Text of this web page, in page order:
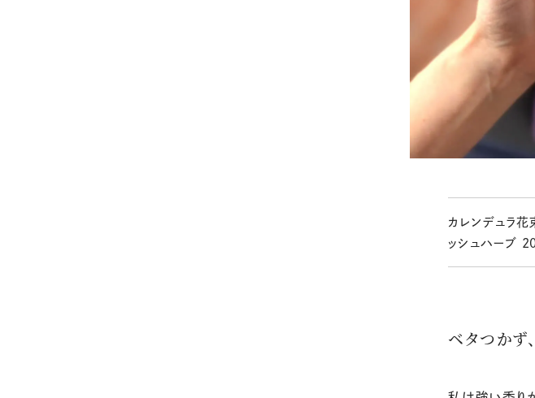
カレンデュラ花
ッシュハーブ
ベタつかず